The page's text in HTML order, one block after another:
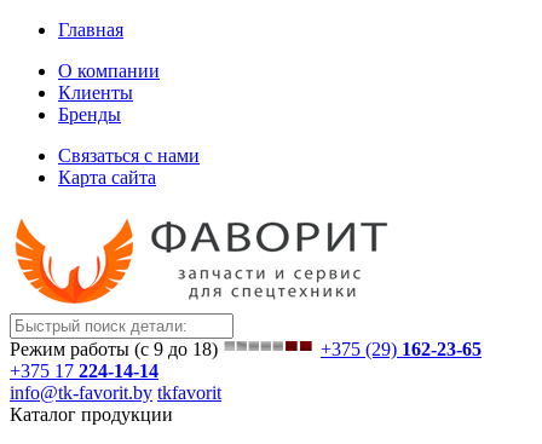
Главная
О компании
Клиенты
Бренды
Связаться с нами
Карта сайта
Режим работы (с 9 до 18) +375 (29) 162-23-65
+375 17 224-14-14
info@tk-favorit.by tkfavorit
Каталог продукции